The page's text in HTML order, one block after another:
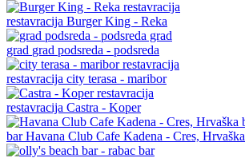
restavracija Burger King - Reka
grad grad podsreda - podsreda
restavracija city terasa - maribor
restavracija Castra - Koper
barHavana Club Cafe Kadena - Cres, Hrvaška